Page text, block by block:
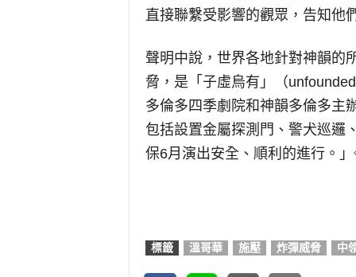
直接聯繫受影響的觀眾，告知他
聲明中說，世界各地針對神韻的
脅，是「子虛烏有」（
多倫多四季劇院和神韻多倫多主
包括設置金屬探測門、警犬巡邏
保6月演出安全、順利的進行。
標籤 溫哥華 施壓 炸彈威脅 中